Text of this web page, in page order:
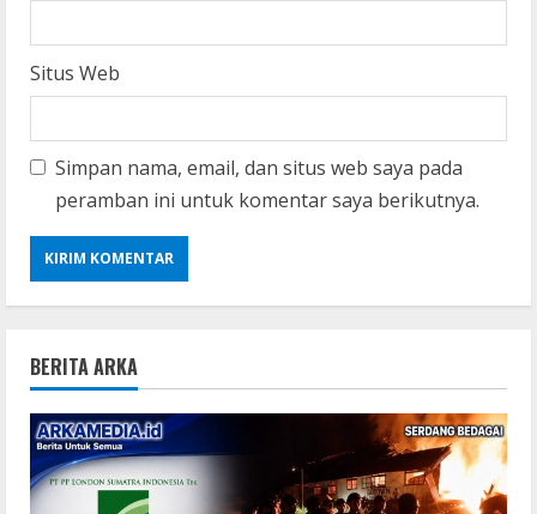
Situs Web
Simpan nama, email, dan situs web saya pada
peramban ini untuk komentar saya berikutnya.
BERITA ARKA